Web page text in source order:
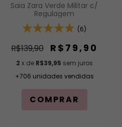
Saia Zara Verde Militar c/
Regulagem
(6)
R$139,90 R$79,90
2 x de R$39,95 sem juros
+706 unidades vendidas
COMPRAR